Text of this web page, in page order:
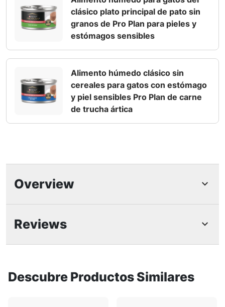
clásico plato principal de pato sin
granos de Pro Plan para pieles y
estómagos sensibles
Alimento húmedo clásico sin
cereales para gatos con estómago
y piel sensibles Pro Plan de carne
de trucha ártica
Overview
Características Destacadas
ártico para un sabor que a los gatos les
Reviews
Descubre Productos Similares